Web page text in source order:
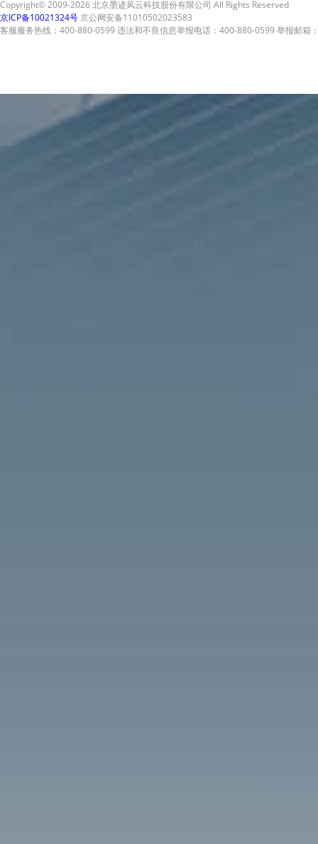
Copyright© 2009-2026 北京墨迹风云科技股份有限公司 All Rights Reserved
京ICP备10021324号京公网安备11010502023583
客服服务热线：400-880-0599 违法和不良信息举报电话：400-880-0599 举报邮箱